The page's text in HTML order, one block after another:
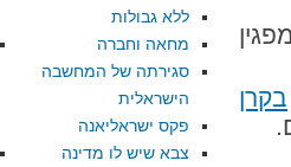
בקרן
ללא גבולות
מחאה וחברה
סגירתה של המחשבה
הישראלית
פקס ישראליאנה
צבא שיש לו מדינה